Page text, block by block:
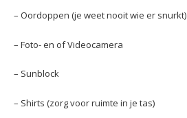
– Oordoppen (je weet nooit wie er snurkt)
– Foto- en of Videocamera
– Sunblock
– Shirts (zorg voor ruimte in je tas)